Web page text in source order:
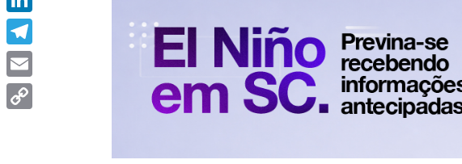
LinkedIn
Telegram
Email